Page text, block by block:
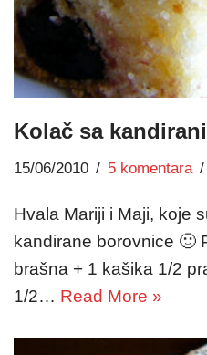
Kolač sa
15/06/2010 5 komentara
Hvala Mariji i Maji, koje
kandirane borovnice 🙂
brašna + 1 kašika 1/2
1/2… Read More »